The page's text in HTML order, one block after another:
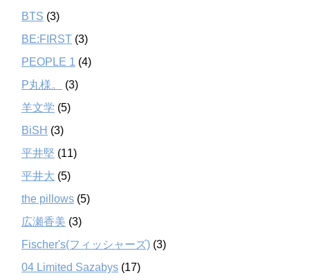
BTS (3)
BE:FIRST (3)
PEOPLE 1 (4)
P丸様。
(3)
羊文学 (5)
BiSH (3)
平井堅 (11)
平井大 (5)
the pillows (5)
広瀬香美 (3)
Fischer's(フィッシャーズ) (3)
04 Limited Sazabys (17)